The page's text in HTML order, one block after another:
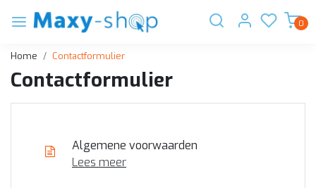
0
Home Contactformulier
Contactformulier
Algemene voorwaarden
Lees meer